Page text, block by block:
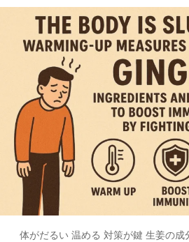
体がだるい 温める 対策が鍵 生姜の成